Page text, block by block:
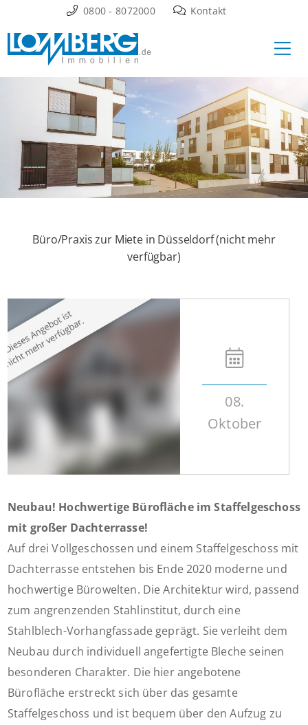
Inhalt
springen
0800 - 8072000 Kontakt
Büro/Praxis zur Miete in Düsseldorf (nicht mehr
verfügbar)
08.
Oktober
Neubau! Hochwertige Bürofläche im Staffelgeschoss
mit großer Dachterrasse!
Auf drei Vollgeschossen und einem Staffelgeschoss mit
Dachterrasse entstehen bis Ende 2020 moderne und
hochwertige Bürowelten. Die Architektur wird, passend
zum angrenzenden Stahlinstitut, durch eine
Stahlblech-Vorhangfassade geprägt. Sie verleiht dem
Neubau durch individuell angefertigte Bleche seinen
besonderen Charakter. Die hier angebotene
Bürofläche erstreckt sich über das gesamte
Staffelgeschoss und ist bequem über den Aufzug zu